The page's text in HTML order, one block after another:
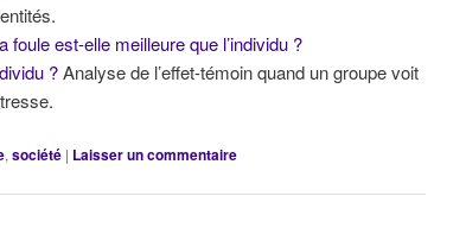
foule est-elle meilleure que l’individu ?
?Analyse de l’effet-témoin quand un groupe voit
, société | Laisser un commentaire